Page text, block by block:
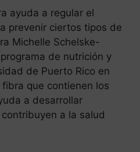
ayuda a regular el
prevenir ciertos tipos de
Michelle Schelske-
de nutrición y
de Puerto Rico en
que contienen los
a desarrollar
a la salud